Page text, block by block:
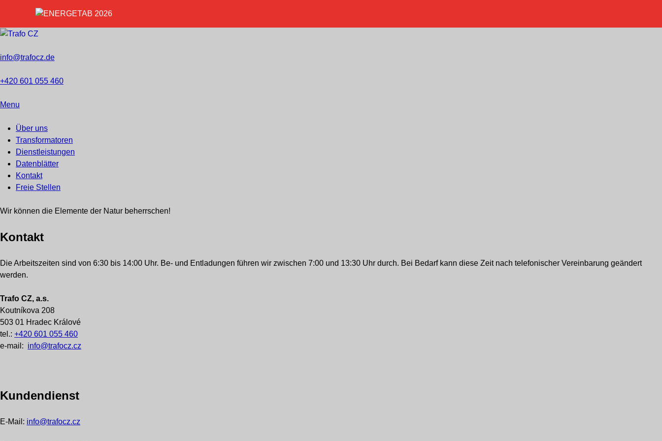
info@trafocz.de
+420 601 055 460
Menu
Über uns
Transformatoren
Dienstleistungen
Datenblätter
Kontakt
Freie Stellen
Wir können die Elemente der Natur beherrschen!
Kontakt
Die Arbeitszeiten sind von 6:30 bis 14:00 Uhr. Be- und Entladungen führen wir zwischen 7:00 und 13:30 Uhr durch. Bei Bedarf kann diese Zeit nach telefonischer Vereinbarung geändert
werden.
Trafo CZ, a.s.
Koutníkova 208
503 01 Hradec Králové
tel.: +420 601 055 460
e-mail: info@trafocz.cz
Kundendienst
E-Mail: info@trafocz.cz